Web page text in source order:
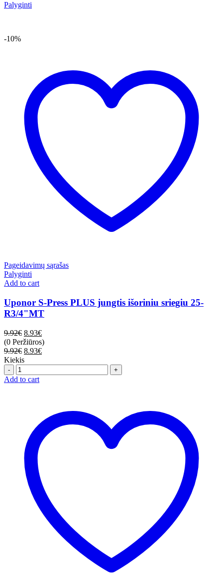
Palyginti
-10%
Pageidavimų sąrašas
Palyginti
Add to cart
Uponor S-Press PLUS jungtis išoriniu sriegiu 25-
R3/4"MT
9.92€ 8.93€
(0 Peržiūros)
9.92€ 8.93€
Kiekis
Quantity
Add to cart